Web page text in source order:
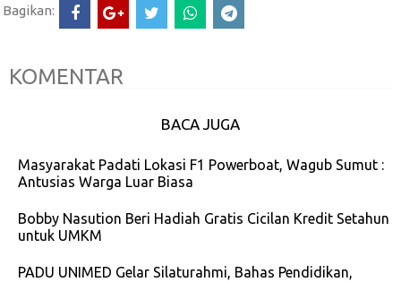
Bagikan:
KOMENTAR
BACA JUGA
Masyarakat Padati Lokasi F1 Powerboat, Wagub Sumut :
Antusias Warga Luar Biasa
Bobby Nasution Beri Hadiah Gratis Cicilan Kredit Setahun
untuk UMKM
PADU UNIMED Gelar Silaturahmi, Bahas Pendidikan,